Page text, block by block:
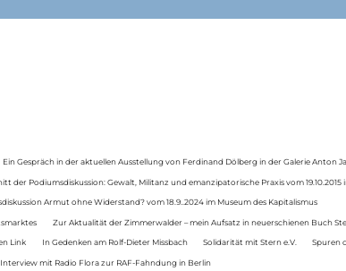
Ein Gespräch in der aktuellen Ausstellung von Ferdinand Dölberg in der Galerie Anton
der Podiumsdiskussion: Gewalt, Militanz und emanzipatorische Praxis vom
Armut ohne Widerstand? vom 18.9..2024 im Museum des Kapitalismus
Zur Aktualität der Zimmerwalder – mein Aufsatz in neuerschienen Buch
Link In Gedenken am Rolf-Dieter Missbach Solidarität mit Stern e.V. Spuren
Interview mit Radio Flora zur RAF-Fahndung in Berlin